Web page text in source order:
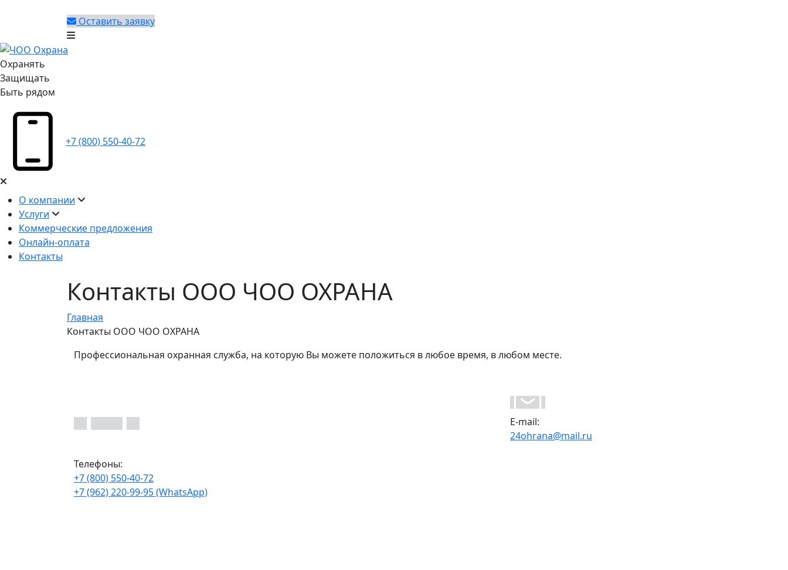
Оставить заявку
Охранять
Защищать
Быть рядом
+7 (800) 550-40-72
О компании
Услуги
Коммерческие предложения
Онлайн-оплата
Контакты
Контакты ООО ЧОО ОХРАНА
Главная
Контакты ООО ЧОО ОХРАНА
Профессиональная охранная служба, на которую Вы можете положиться в любое время, в любом месте.
Телефоны:
+7 (800) 550-40-72
+7 (962) 220-99-95 (WhatsApp)
E-mail:
24ohrana@mail.ru